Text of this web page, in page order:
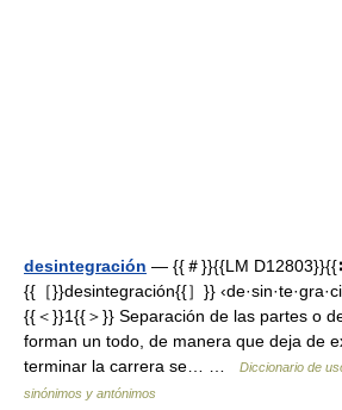
desintegración — {{＃}}{{LM D12803}}{{
{{［}}desintegración{{］}}
{{＜}}1{{＞}} Separación de las partes o
forman un todo, de manera que deja de
terminar la carrera se… …
Diccionario de
sinónimos y antónimos